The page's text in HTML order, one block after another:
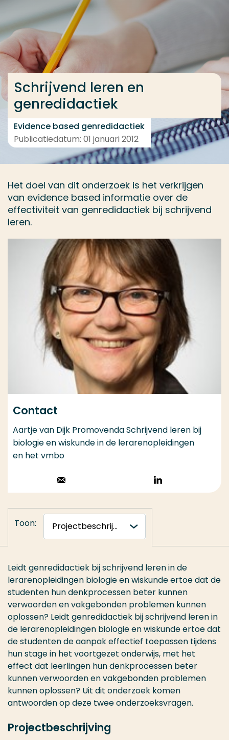
Ga direct naar de content
... > Projectbeschrijving
Schrijvend leren en
genredidactiek
Evidence based genredidactiek
Publicatiedatum: 01 januari 2012
Het doel van dit onderzoek is het verkrijgen
van evidence based informatie over de
effectiviteit van genredidactiek bij schrijvend
leren.
Contact
Aartje van Dijk Promovenda Schrijvend leren bij
biologie en wiskunde in de lerarenopleidingen
en het vmbo
Stuur een email
Volg op
LinkedIn
Toon:
Leidt genredidactiek bij schrijvend leren in de
lerarenopleidingen biologie en wiskunde ertoe dat de
studenten hun denkprocessen beter kunnen
verwoorden en vakgebonden problemen kunnen
oplossen? Leidt genredidactiek bij schrijvend leren in
de lerarenopleidingen biologie en wiskunde ertoe dat
de studenten de aanpak effectief toepassen tijdens
hun stage in het voortgezet onderwijs, met het
effect dat leerlingen hun denkprocessen beter
kunnen verwoorden en vakgebonden problemen
kunnen oplossen? Uit dit onderzoek komen
antwoorden op deze twee onderzoeksvragen.
Projectbeschrijving
Veel gezocht
Opleiding
Contact